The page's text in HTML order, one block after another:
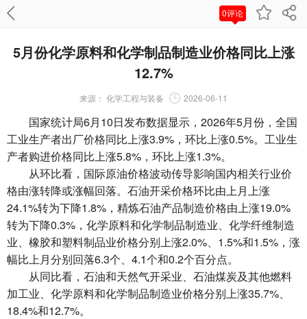
0评论
5月份化学原料和化学制品制造业价格同比上涨
12.7%
来源： 化学工程与装备 2026-06-11
国家统计局6月10日发布数据显示，2026年5月份，全国
工业生产者出厂价格同比上涨3.9%，环比上涨0.5%。工业生
产者购进价格同比上涨5.8%，环比上涨1.3%。
从环比看，国际原油价格波动传导影响国内相关行业价
格由涨转降或涨幅回落。石油开采价格环比由上月上涨
24.1%转为下降1.8%，精炼石油产品制造价格由上涨19.0%
转为下降0.3%，化学原料和化学制品制造业、化学纤维制造
业、橡胶和塑料制品业价格分别上涨2.0%、1.5%和1.5%，涨
幅比上月分别回落6.3个、4.1个和0.2个百分点。
从同比看，石油和天然气开采业、石油煤炭及其他燃料
加工业、化学原料和化学制品制造业价格分别上涨35.7%、
18.4%和12.7%。